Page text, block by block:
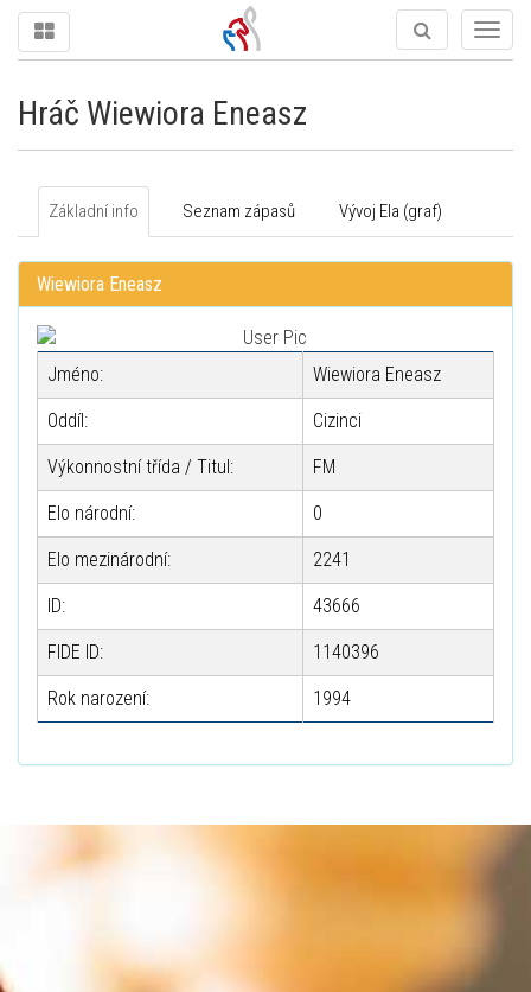
Hráč Wiewiora Eneasz
Základní info Seznam zápasů Vývoj Ela (graf)
Wiewiora Eneasz
Jméno: Wiewiora Eneasz
Oddíl: Cizinci
Výkonnostní třída / Titul: FM
Elo národní: 0
Elo mezinárodní: 2241
ID: 43666
FIDE ID: 1140396
Rok narození: 1994